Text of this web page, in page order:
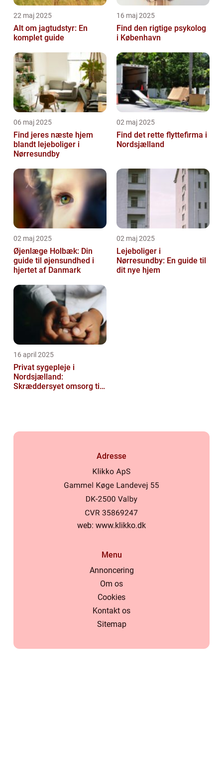
22 maj 2025
Alt om jagtudstyr: En
komplet guide
16 maj 2025
Find den rigtige psykolog
i København
06 maj 2025
Find jeres næste hjem
blandt lejeboliger i
Nørresundby
02 maj 2025
Find det rette flyttefirma i
Nordsjælland
02 maj 2025
Øjenlæge Holbæk: Din
guide til øjensundhed i
hjertet af Danmark
02 maj 2025
Lejeboliger i
Nørresundby: En guide til
dit nye hjem
16 april 2025
Privat sygepleje i
Nordsjælland:
Skræddersyet omsorg til
Adresse
web: www.klikko.dk
Menu
Annoncering
Om os
Cookies
Kontakt os
Sitemap